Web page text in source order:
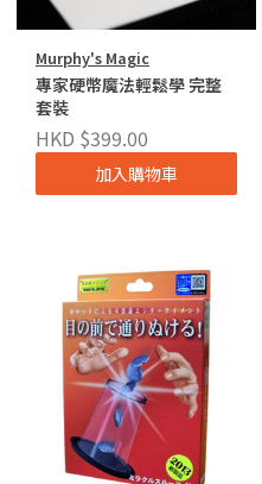
Murphy's Magic
專家硬幣魔法輕鬆學 完整
套裝
HKD $399.00
加入購物車